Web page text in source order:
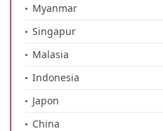
Myanmar
Singapur
Malasia
Indonesia
Japon
China